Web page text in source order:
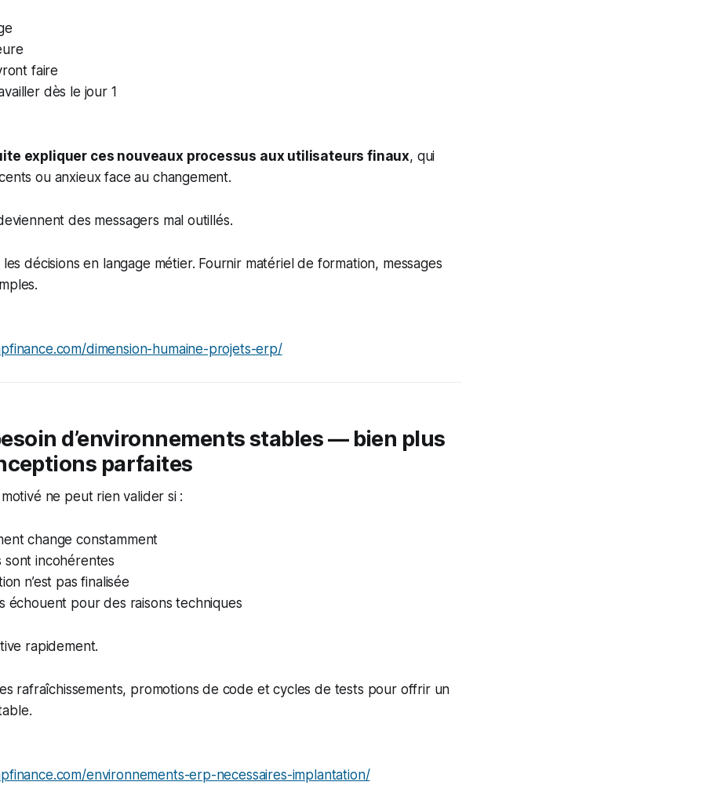
faire
dès le jour 1
expliquer ces nouveaux processus aux utilisateurs finaux, qui
ou anxieux face au changement.
des messagers mal outillés.
décisions en langage métier. Fournir matériel de formation, messages
dimension-humaine-projets-erp/
d’environnements stables — bien plus
parfaites
ne peut rien valider si :
change constamment
sont incohérentes
n’est pas finalisée
échouent pour des raisons techniques
rapidement.
rafraîchissements, promotions de code et cycles de tests pour offrir un
environnements-erp-necessaires-implantation/